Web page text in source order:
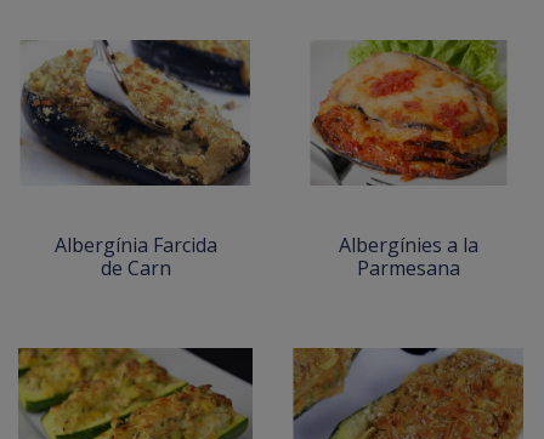
Albergínia Farcida
de Carn
Albergínies a la
Parmesana